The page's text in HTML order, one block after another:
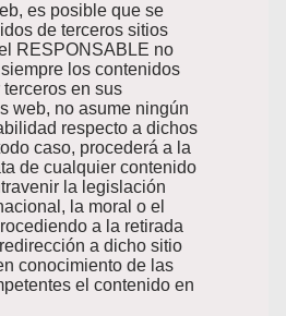
es posible que se
de terceros sitios
RESPONSABLE no
los contenidos
en sus
web, no asume ningún
respecto a dichos
caso, procederá a la
de cualquier contenido
la legislación
la moral o el
a la retirada
a dicho sitio
conocimiento de las
el contenido en